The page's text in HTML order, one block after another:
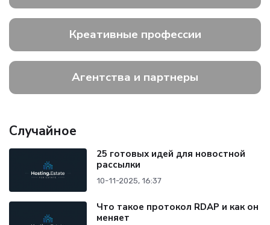
Креативные профессии
Агентства и партнеры
Случайное
25 готовых идей для новостной
рассылки
10-11-2025, 16:37
Что такое протокол RDAP и как он
меняет